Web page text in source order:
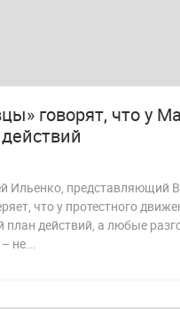
говорят, что у
Ильенко, представляющий
что у протестного
план действий, а любые
– не...